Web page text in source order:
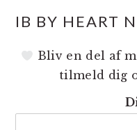
IB BY HEART
Bliv en del af
tilmeld dig